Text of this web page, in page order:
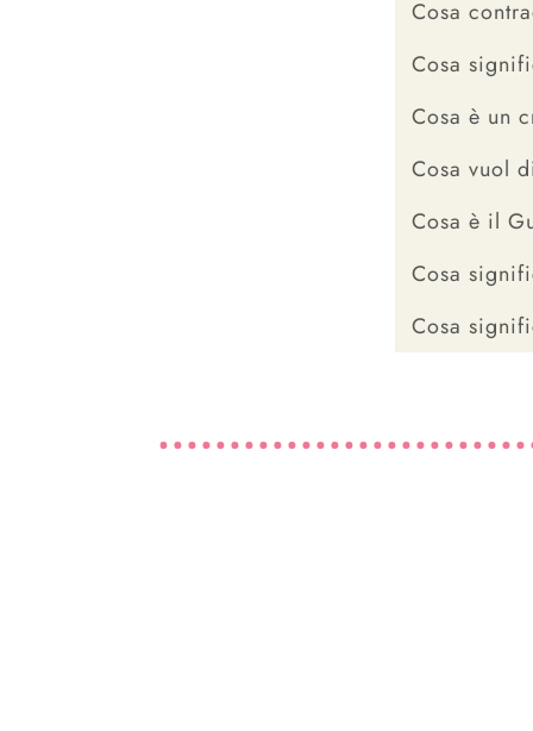
Cosa
Cosa
Cosa è un
Cosa vuol
Cosa è il
Cosa
Cosa